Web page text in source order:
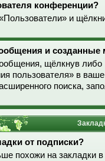
конференции?
и
и
щёлкнув
пользователя» в
поиска,
от подписки?
похожи на